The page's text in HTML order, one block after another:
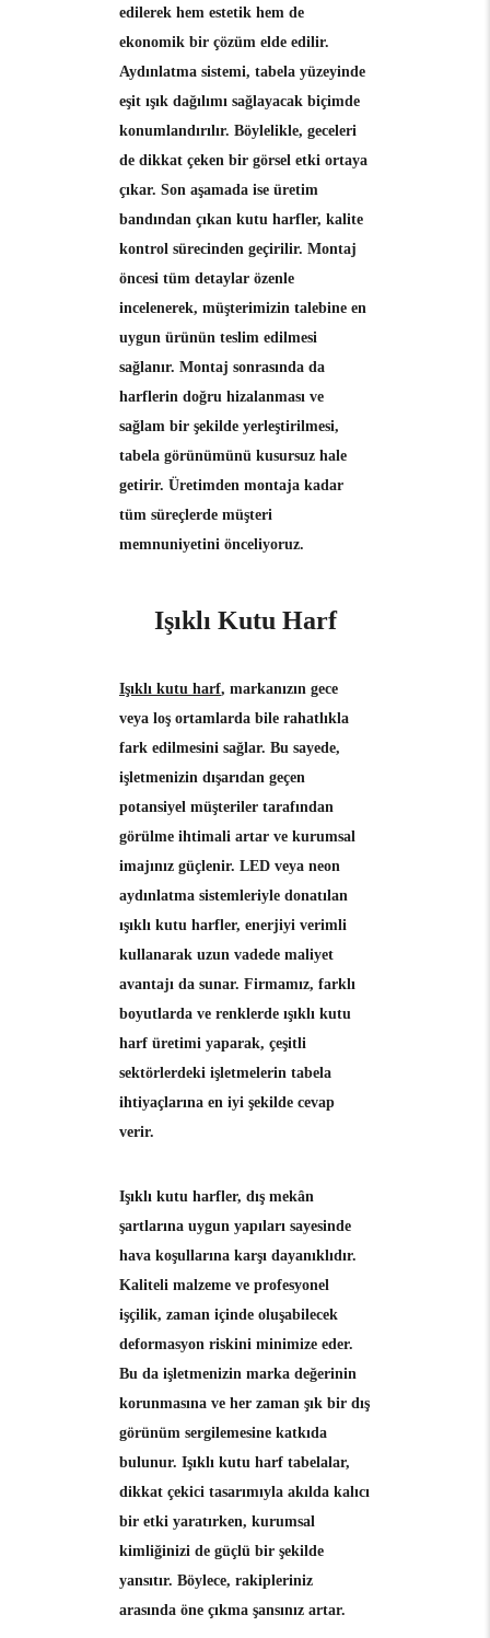
edilerek hem estetik hem de
ekonomik bir çözüm elde edilir.
Aydınlatma sistemi, tabela yüzeyinde
eşit ışık dağılımı sağlayacak biçimde
konumlandırılır. Böylelikle, geceleri
de dikkat çeken bir görsel etki ortaya
çıkar. Son aşamada ise üretim
bandından çıkan kutu harfler, kalite
kontrol sürecinden geçirilir. Montaj
öncesi tüm detaylar özenle
incelenerek, müşterimizin talebine en
uygun ürünün teslim edilmesi
sağlanır. Montaj sonrasında da
harflerin doğru hizalanması ve
sağlam bir şekilde yerleştirilmesi,
tabela görünümünü kusursuz hale
getirir. Üretimden montaja kadar
tüm süreçlerde müşteri
memnuniyetini önceliyoruz.
Işıklı Kutu Harf
Işıklı kutu harf, markanızın gece
veya loş ortamlarda bile rahatlıkla
fark edilmesini sağlar. Bu sayede,
işletmenizin dışarıdan geçen
potansiyel müşteriler tarafından
görülme ihtimali artar ve kurumsal
imajınız güçlenir. LED veya neon
aydınlatma sistemleriyle donatılan
ışıklı kutu harfler, enerjiyi verimli
kullanarak uzun vadede maliyet
avantajı da sunar. Firmamız, farklı
boyutlarda ve renklerde ışıklı kutu
harf üretimi yaparak, çeşitli
sektörlerdeki işletmelerin tabela
ihtiyaçlarına en iyi şekilde cevap
verir.
Işıklı kutu harfler, dış mekân
şartlarına uygun yapıları sayesinde
hava koşullarına karşı dayanıklıdır.
Kaliteli malzeme ve profesyonel
işçilik, zaman içinde oluşabilecek
deformasyon riskini minimize eder.
Bu da işletmenizin marka değerinin
korunmasına ve her zaman şık bir dış
görünüm sergilemesine katkıda
bulunur. Işıklı kutu harf tabelalar,
dikkat çekici tasarımıyla akılda kalıcı
bir etki yaratırken, kurumsal
kimliğinizi de güçlü bir şekilde
yansıtır. Böylece, rakipleriniz
arasında öne çıkma şansınız artar.